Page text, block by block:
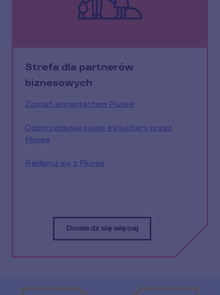
Strefa dla partnerów
biznesowych
Zostań akceptantem Pluxee
Odsprzedawaj swoje eVouchery przez
Pluxee
Reklamuj się z Pluxee
Dowiedz się więcej